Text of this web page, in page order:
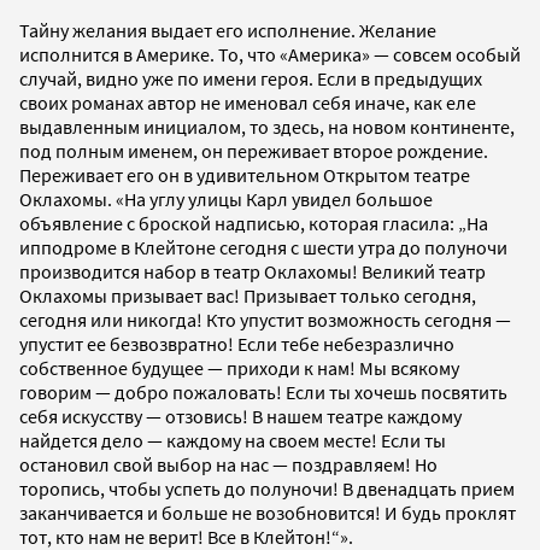
Тайну желания выдает его исполнение. Желание
исполнится в Америке. То, что «Америка» — совсем особый
случай, видно уже по имени героя. Если в предыдущих
своих романах автор не именовал себя иначе, как еле
выдавленным инициалом, то здесь, на новом континенте,
под полным именем, он переживает второе рождение.
Переживает его он в удивительном Открытом театре
Оклахомы. «На углу улицы Карл увидел большое
объявление с броской надписью, которая гласила: „На
ипподроме в Клейтоне сегодня с шести утра до полуночи
производится набор в театр Оклахомы! Великий театр
Оклахомы призывает вас! Призывает только сегодня,
сегодня или никогда! Кто упустит возможность сегодня —
упустит ее безвозвратно! Если тебе небезразлично
собственное будущее — приходи к нам! Мы всякому
говорим — добро пожаловать! Если ты хочешь посвятить
себя искусству — отзовись! В нашем театре каждому
найдется дело — каждому на своем месте! Если ты
остановил свой выбор на нас — поздравляем! Но
торопись, чтобы успеть до полуночи! В двенадцать прием
заканчивается и больше не возобновится! И будь проклят
тот, кто нам не верит! Все в Клейтон!“».